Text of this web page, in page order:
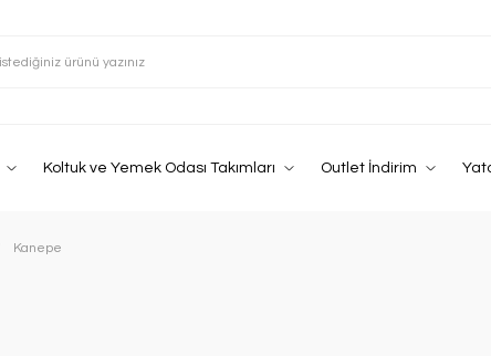
Koltuk ve Yemek Odası Takımları Outlet İndirim
Kanepe